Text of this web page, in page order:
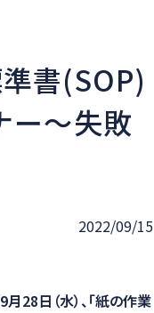
スポーツ映像伝
送・制作プロダク
ションサービス
書(SOP)
ー～失敗
2022/09/15
28日（水）、「紙の作業